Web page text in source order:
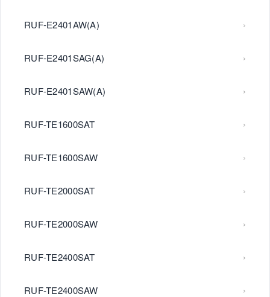
RUF-E2401AW(A)
RUF-E2401SAG(A)
RUF-E2401SAW(A)
RUF-TE1600SAT
RUF-TE1600SAW
RUF-TE2000SAT
RUF-TE2000SAW
RUF-TE2400SAT
RUF-TE2400SAW